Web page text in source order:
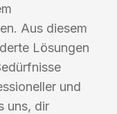
Aus diesem
Lösungen
und
uns, dir